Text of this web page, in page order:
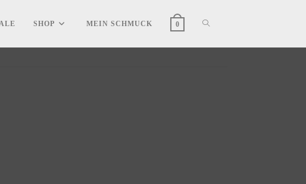
SHOP MEIN SCHMUCK 0